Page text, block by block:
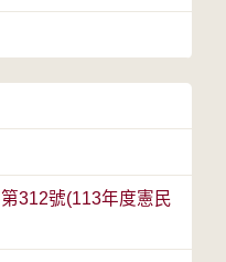
312號(113年度憲民